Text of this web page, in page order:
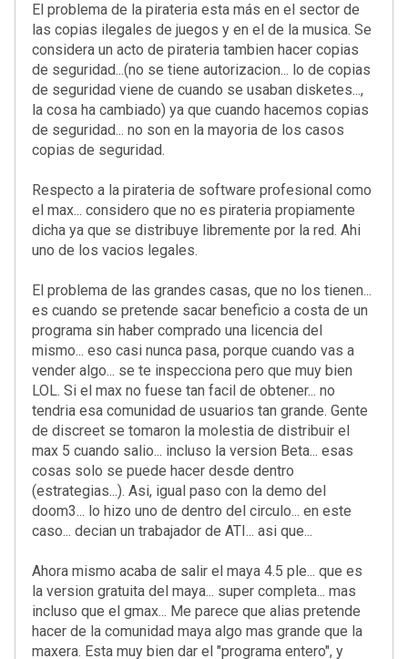
El problema de la pirateria esta más en el sector de
las copias ilegales de juegos y en el de la musica. Se
considera un acto de pirateria tambien hacer copias
de seguridad...(no se tiene autorizacion... lo de copias
de seguridad viene de cuando se usaban disketes...,
la cosa ha cambiado) ya que cuando hacemos copias
de seguridad... no son en la mayoria de los casos
copias de seguridad.
Respecto a la pirateria de software profesional como
el max... considero que no es pirateria propiamente
dicha ya que se distribuye libremente por la red. Ahi
uno de los vacios legales.
El problema de las grandes casas, que no los tienen...
es cuando se pretende sacar beneficio a costa de un
programa sin haber comprado una licencia del
mismo... eso casi nunca pasa, porque cuando vas a
vender algo... se te inspecciona pero que muy bien
LOL. Si el max no fuese tan facil de obtener... no
tendria esa comunidad de usuarios tan grande. Gente
de discreet se tomaron la molestia de distribuir el
max 5 cuando salio... incluso la version Beta... esas
cosas solo se puede hacer desde dentro
(estrategias...). Asi, igual paso con la demo del
doom3... lo hizo uno de dentro del circulo... en este
caso... decian un trabajador de ATI... asi que...
Ahora mismo acaba de salir el maya 4.5 ple... que es
la version gratuita del maya... super completa... mas
incluso que el gmax... Me parece que alias pretende
hacer de la comunidad maya algo mas grande que la
maxera. Esta muy bien dar el "programa entero", y